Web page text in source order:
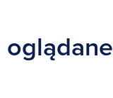
oglądane